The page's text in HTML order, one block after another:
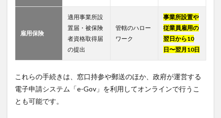
雇用保険
適用事業所設
置届・被保険
者資格取得届
の提出
管轄のハロー
ワーク
事業所設置や
従業員雇用の
翌日から10
日〜翌月10日
これらの手続きは、窓口持参や郵送のほか、政府が運営する
電子申請システム「e-Gov」を利用してオンラインで行うこ
とも可能です。